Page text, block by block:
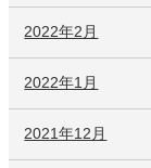
2022年2月
2022年1月
2021年12月